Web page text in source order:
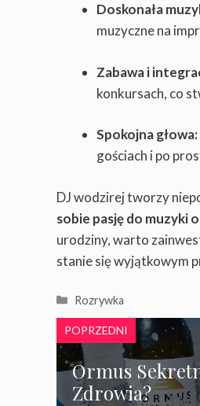
Doskonała
muzyczne na
Zabawa i
konkursach, co
Spokojna głowa:
gościach i po
DJ wodzirej tworzy
sobie pasję do muzyki
urodziny, warto
stanie się wyjątkowym
Kategorie
Rozrywka
POPRZEDNI
Ormus
Zdrowia?